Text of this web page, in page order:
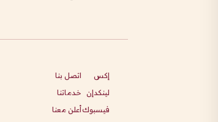
إكس
لينكدإن
فيسبوك
اتصل بنا
خدماتنا
أعلن معنا